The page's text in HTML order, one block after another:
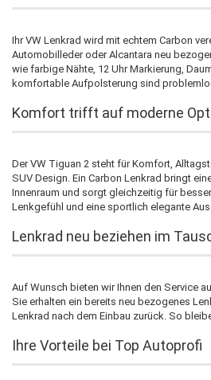
Ihr VW Lenkrad wird mit echtem Carbon
Automobilleder oder Alcantara neu
wie farbige Nähte, 12 Uhr Markierung,
komfortable Aufpolsterung sind
Komfort trifft auf moderne
Der VW Tiguan 2 steht für Komfort,
SUV Design. Ein Carbon Lenkrad bringt
Innenraum und sorgt gleichzeitig für
Lenkgefühl und eine sportlich elegante
Lenkrad neu beziehen im
Auf Wunsch bieten wir Ihnen den Service
Sie erhalten ein bereits neu bezogenes
Lenkrad nach dem Einbau zurück. So
Ihre Vorteile bei Top Autoprofi